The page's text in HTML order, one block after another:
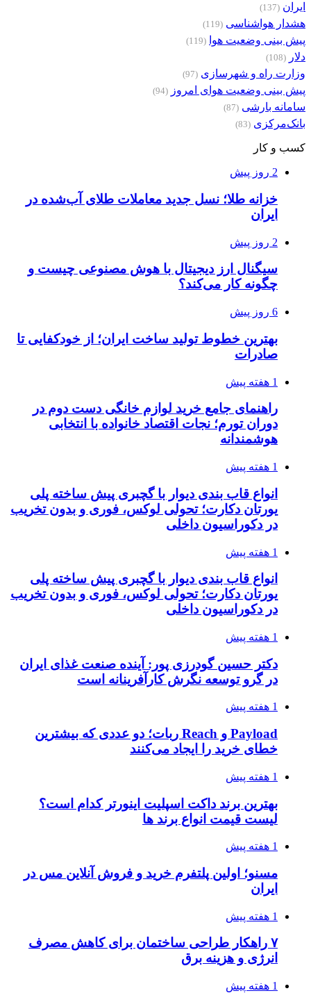
ایران (137)
هشدار هواشناسی (119)
پیش بینی وضعیت هوا (119)
دلار (108)
وزارت راه و شهرسازی (97)
پیش بینی وضعیت هوای امروز (94)
سامانه بارشی (87)
بانک‌مرکزی (83)
کسب و کار
2 روز پیش
خزانه طلا؛ نسل جدید معاملات طلای آب‌شده در
ایران
2 روز پیش
سیگنال ارز دیجیتال با هوش مصنوعی چیست و
چگونه کار می‌کند؟
6 روز پیش
بهترین خطوط تولید ساخت ایران؛ از خودکفایی تا
صادرات
1 هفته پیش
راهنمای جامع خرید لوازم خانگی دست دوم در
دوران تورم؛ نجات اقتصاد خانواده با انتخابی
هوشمندانه
1 هفته پیش
انواع قاب بندی دیوار با گچبری پیش ساخته پلی
یورتان دکارت؛ تحولی لوکس، فوری و بدون تخریب
در دکوراسیون داخلی
1 هفته پیش
انواع قاب بندی دیوار با گچبری پیش ساخته پلی
یورتان دکارت؛ تحولی لوکس، فوری و بدون تخریب
در دکوراسیون داخلی
1 هفته پیش
دکتر حسین گودرزی پور: آینده صنعت غذای ایران
در گرو توسعه نگرش کارآفرینانه است
1 هفته پیش
Payload و Reach ربات؛ دو عددی که بیشترین
خطای خرید را ایجاد می‌کنند
1 هفته پیش
بهترین برند داکت اسپلیت اینورتر کدام است؟
لیست قیمت انواع برند ها
1 هفته پیش
مسنو؛ اولین پلتفرم خرید و فروش آنلاین مس در
ایران
1 هفته پیش
۷ راهکار طراحی ساختمان برای کاهش مصرف
انرژی و هزینه برق
1 هفته پیش